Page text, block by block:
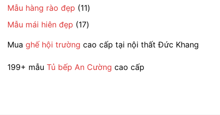
sản
phẩm
Mẫu hàng rào đẹp 1111
sản
phẩm
Mẫu mái hiên đẹp 1717
phẩm
Mua ghế hội trường cao cấp tại nội thất Đức Khang
199+ mẫu Tủ bếp An Cường cao cấp